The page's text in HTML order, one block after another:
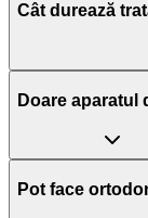
Cât durează
Doare aparatul
Pot face